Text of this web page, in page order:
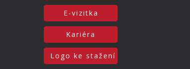
E-vizitka
Kariéra
Logo ke stažení